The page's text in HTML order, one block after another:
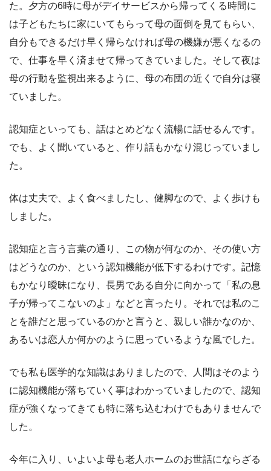
た。夕方の6時に母がデイサービスから帰ってくる時間に
は子どもたちに家にいてもらって母の面倒を見てもらい、
自分もできるだけ早く帰らなければ母の機嫌が悪くなるの
で、仕事を早く済ませて帰ってきていました。そして夜は
母の行動を監視出来るように、母の布団の近くで自分は寝
ていました。
認知症といっても、話はとめどなく流暢に話せるんです。
でも、よく聞いていると、作り話もかなり混じっていまし
た。
体は丈夫で、よく食べましたし、健脚なので、よく歩けも
しました。
認知症と言う言葉の通り、この物が何なのか、その使い方
はどうなのか、という認知機能が低下するわけです。記憶
もかなり曖昧になり、長男である自分に向かって「私の息
子が帰ってこないのよ」などと言ったり。それでは私のこ
とを誰だと思っているのかと言うと、親しい誰かなのか、
あるいは恋人か何かのように思っているような風でした。
でも私も医学的な知識はありましたので、人間はそのよう
に認知機能が落ちていく事はわかっていましたので、認知
症が強くなってきても特に落ち込むわけでもありませんで
した。
今年に入り、いよいよ母も老人ホームのお世話にならざる